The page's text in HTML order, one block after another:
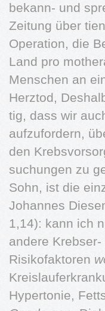
bekann- und
Zeitung über
Operation, die
Land pro
Menschen an
Herztod,
tig, dass wir
aufzufordern,
den
suchungen zu
Sohn, ist die
Johannes
1,14): kann ich
andere Krebser-
Risikofaktoren
Hypertonie,